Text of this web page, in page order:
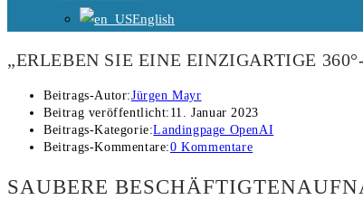
English
„ERLEBEN SIE EINE EINZIGARTIGE
Beitrags-Autor:Jürgen Mayr
Beitrag veröffentlicht: 11. Januar 2023
Beitrags-Kategorie:Landingpage OpenAI
Beitrags-Kommentare:0 Kommentare
SAUBERE